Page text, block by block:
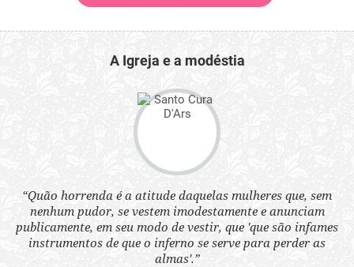
A Igreja e a modéstia
“Quão horrenda é a atitude daquelas mulheres que, sem
nenhum pudor, se vestem imodestamente e anunciam
publicamente, em seu modo de vestir, que 'que são infames
instrumentos de que o inferno se serve para perder as
almas'.”